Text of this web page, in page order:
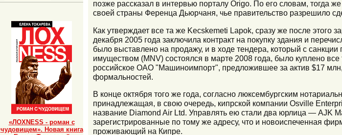
позже рассказал в интервью порталу Origo. По его словам, тогда
своей страны Ференца Дьюрчаня, чье правительство разрешило
Как утверждает все та же Kecskemeti Lapok, сразу же после этого
декабря 2005 года заключила контракт на покупку здания и
было выставлено на продажу, и в ходе тендера, который с
имуществом (MNV) состоялся в марте 2008 года, было куплено
российское ОАО "Машиноимпорт", предложившее за актив $17
формальностей.
В конце октября того же года, согласно люксембургским
принадлежащая, в свою очередь, кипрской компании Osville
название Diamond Air Ltd. Управлять ею стали два юрлица — AJK
зарегистрированные по тому же адресу, что и новоиспеченная
проживающий на Кипре.
«ЛОХNESS - роман с
чудовищем». Новая книга